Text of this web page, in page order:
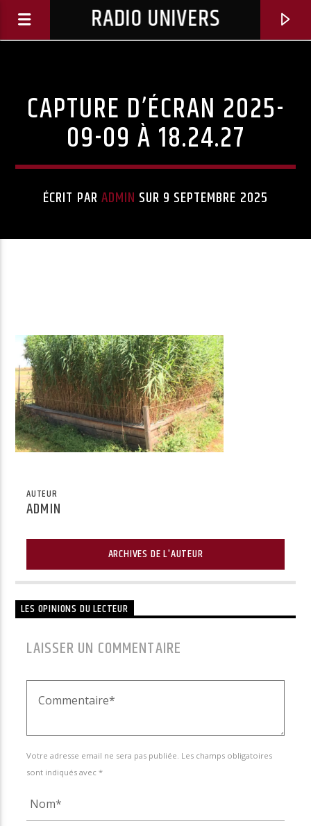
RADIO UNIVERS
Radio Univers
CAPTURE D’ÉCRAN 2025-
09-09 À 18.24.27
ÉCRIT PARADMIN SUR 9 SEPTEMBRE 2025
AUTEUR
ADMIN
ARCHIVES DE L'AUTEUR
LES OPINIONS DU LECTEUR
LAISSER UN COMMENTAIRE
Votre adresse email ne sera pas publiée. Les champs obligatoires
sont indiqués avec *